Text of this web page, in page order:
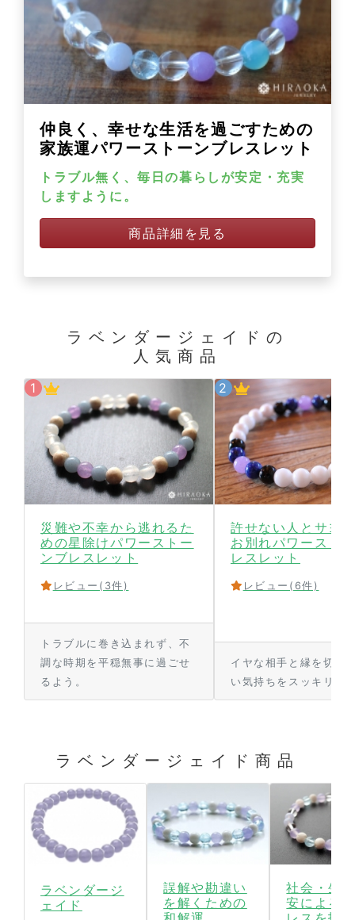
仲良く、幸せな生活を過ごすための
家族運パワーストーンブレスレット
トラブル無く、毎日の暮らしが安定・充実
しますように。
商品詳細を見る
ラベンダージェイドの
人気商品
災難や不幸から逃れるた
めの星除けパワーストー
ンブレスレット
レビュー (3件)
トラブルに巻き込まれず、不
調な時期を平穏無事に過ごせ
るよう。
許せない人とサヨ
お別れパワースト
レスレット
レビュー (6件)
イヤな相手と縁を切り
い気持ちをスッキリ。
ラベンダージェイド商品
ラベンダージ
ェイド
誤解や勘違い
を解くための
社会・生
安による